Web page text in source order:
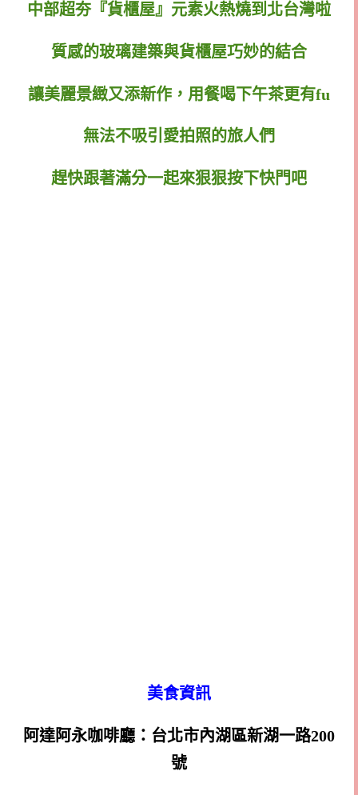
中部超夯『貨櫃屋』元素火熱燒到北台灣啦
質感的玻璃建築與貨櫃屋巧妙的結合
讓美麗景緻又添新作，用餐喝下午茶更有fu
無法不吸引愛拍照的旅人們
趕快跟著滿分一起來狠狠按下快門吧
美食資訊
阿達阿永咖啡廳：台北市內湖區新湖一路200
號